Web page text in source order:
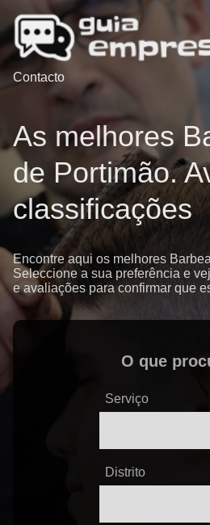
Contacto
As melhores
de Portimão.
classificações
Encontre aqui os melhores
Seleccione a sua preferência e
e avaliações para confirmar que
O que
Serviço
Distrito